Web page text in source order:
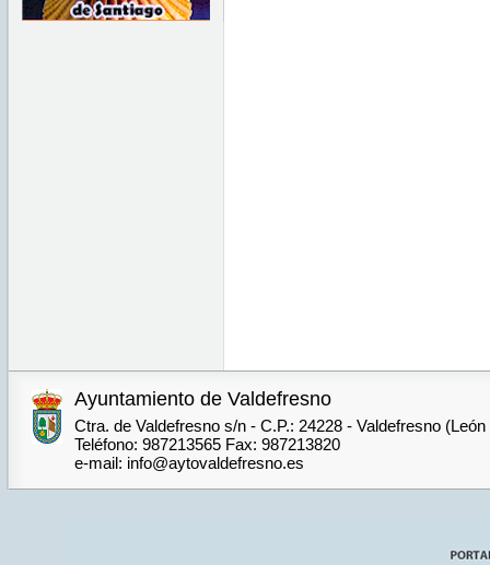
Ayuntamiento de Valdefresno
Ctra. de Valdefresno s/n - C.P.: 24228 - Valdefresno
Teléfono: 987213565 Fax: 987213820
e-mail: info@aytovaldefresno.es